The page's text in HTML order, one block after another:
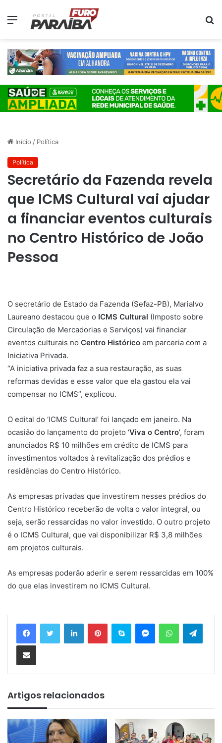
Menu
Início / Política
Política
Secretário da Fazenda revela
que ICMS Cultural vai ajudar
a financiar eventos culturais
no Centro Histórico de João
Pessoa
O secretário de Estado da Fazenda (Sefaz-PB), Marialvo
Laureano destacou que o ICMS Cultural (Imposto sobre
Circulação de Mercadorias e Serviços) vai financiar
eventos culturais no Centro Histórico em parceria com a
Iniciativa Privada.
“A iniciativa privada faz a sua restauração, as suas
reformas devidas e esse valor que ela gastou ela vai
compensar no ICMS”, explicou.
O edital do ‘ICMS Cultural’ foi lançado em janeiro. Na
ocasião do lançamento do projeto ‘Viva o Centro’, foram
anunciados R$ 10 milhões em crédito de ICMS para
investimentos voltados à revitalização dos prédios e
residências do Centro Histórico.
As empresas privadas que investirem nesses prédios do
Centro Histórico receberão de volta o valor integral, ou
seja, serão ressarcidas no valor investido. O outro projeto
é o ICMS Cultural, que vai disponibilizar R$ 3,8 milhões
em projetos culturais.
As empresas poderão aderir e serem ressarcidas em 100%
do que elas investirem no ICMS Cultural.
Artigos relacionados